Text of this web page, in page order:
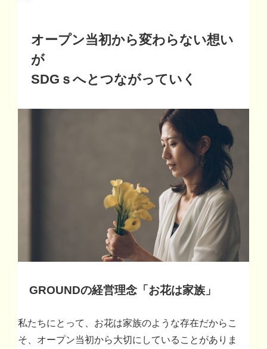
オープン当初から変わらない想い
が
SDGｓへとつながっていく
GROUNDの経営理念「お花は家族」
私たちにとって、お花は家族のような存在だからこ
そ、オープン当初から大切にしていることがありま